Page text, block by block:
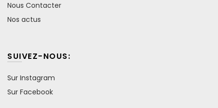
Nous Contacter
Nos actus
SUIVEZ-NOUS:
Sur Instagram
Sur Facebook